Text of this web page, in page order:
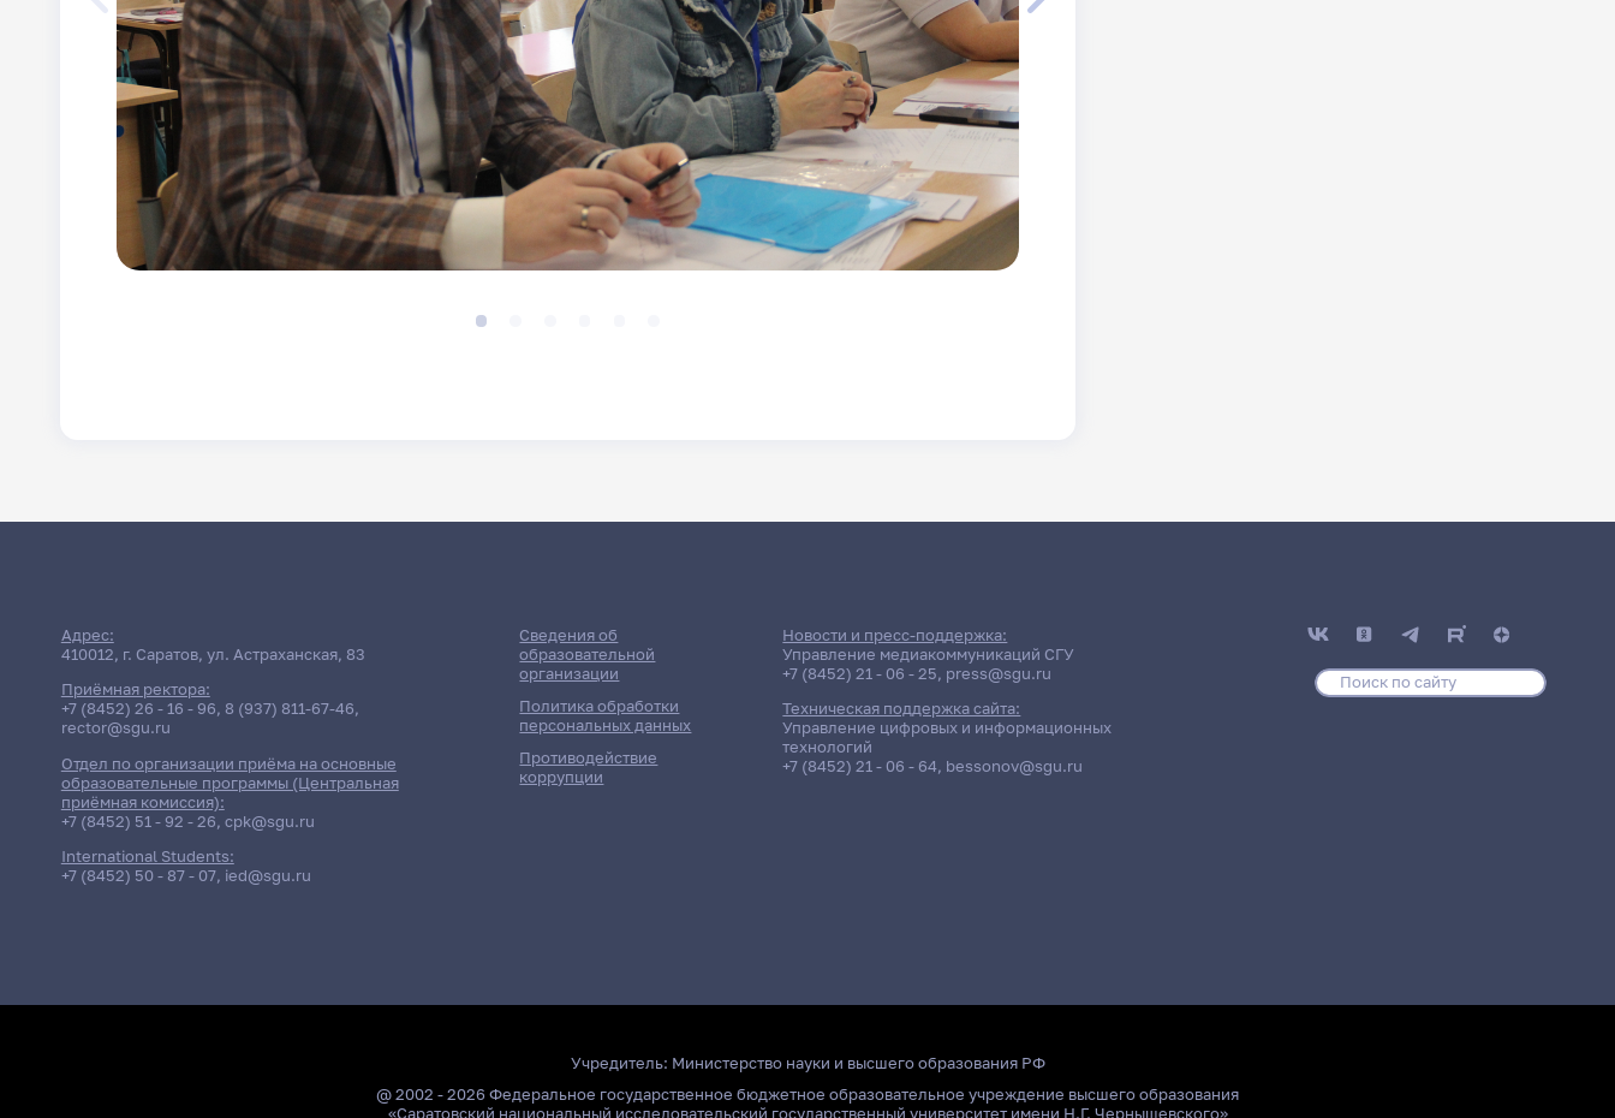
Адрес:
410012, г. Саратов, ул. Астраханская, 83
Приёмная ректора:
+7 (8452) 26 - 16 - 96, 8 (937) 811-67-46,
rector@sgu.ru
Отдел по организации приёма на основные
образовательные программы (Центральная
приёмная комиссия):
+7 (8452) 51 - 92 - 26, cpk@sgu.ru
International Students:
+7 (8452) 50 - 87 - 07, ied@sgu.ru
Сведения об
образовательной
организации
Политика обработки
персональных данных
Противодействие
коррупции
Новости и пресс-поддержка:
Управление медиакоммуникаций СГУ
+7 (8452) 21 - 06 - 25, press@sgu.ru
Техническая поддержка сайта:
Управление цифровых и информационных
технологий
+7 (8452) 21 - 06 - 64, bessonov@sgu.ru
Учредитель: Министерство науки и высшего образования РФ
@ 2002 - 2026 Федеральное государственное бюджетное образовательное учреждение высшего образования
«Саратовский национальный исследовательский государственный университет имени Н.Г. Чернышевского»